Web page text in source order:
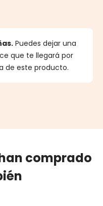
Puedes dejar una
que te llegará por
de este producto.
comprado